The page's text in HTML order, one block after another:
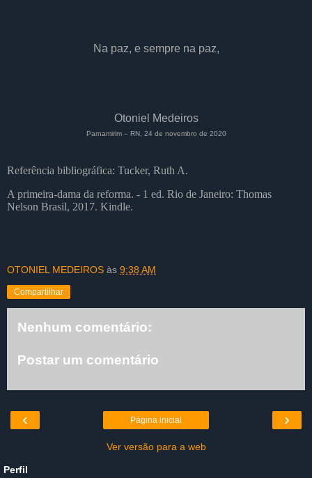
Na paz, e sempre na paz,
Otoniel Medeiros
Parnamirim – RN, 24 de novembro de 2020
Referência bibliográfica: Tucker, Ruth A.
A primeira-dama da reforma. - 1 ed. Rio de Janeiro: Thomas
Nelson Brasil, 2017. Kindle.
OTONIEL MEDEIROS às 9:38 AM
Compartilhar
Nenhum comentário:
Postar um comentário
‹ ›
Página inicial
Ver versão para a web
Perfil